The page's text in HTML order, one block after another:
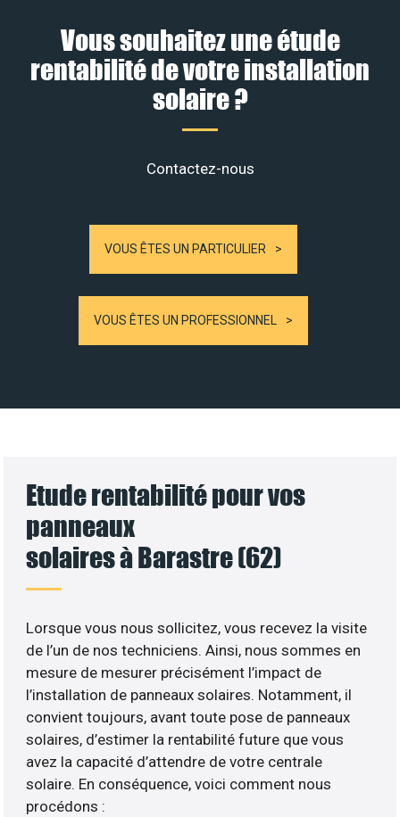
Vous souhaitez une étude
rentabilité de votre installation
solaire ?
Contactez-nous
VOUS ÊTES UN PARTICULIER
VOUS ÊTES UN PROFESSIONNEL
Etude rentabilité pour vos
panneaux
solaires à Barastre (62)
Lorsque vous nous sollicitez, vous recevez la visite
de l’un de nos techniciens. Ainsi, nous sommes en
mesure de mesurer précisément l’impact de
l’installation de panneaux solaires. Notamment, il
convient toujours, avant toute pose de panneaux
solaires, d’estimer la rentabilité future que vous
avez la capacité d’attendre de votre centrale
solaire. En conséquence, voici comment nous
procédons :